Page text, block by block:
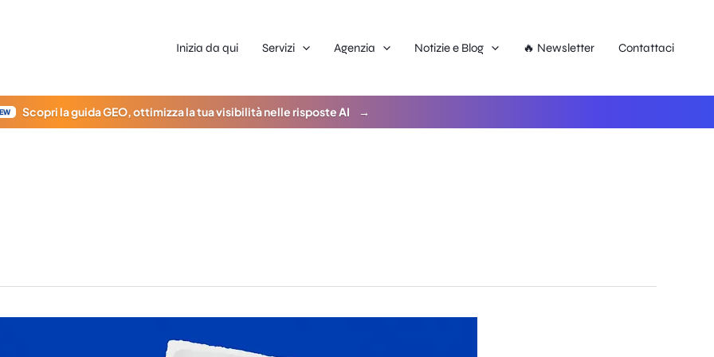
Inizia da qui Servizi Agenzia Notizie e Blog 🔥 Newsletter Contattaci
Scopri la guida GEO, ottimizza la tua visibilità nelle risposte AI